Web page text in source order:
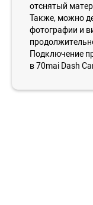
отснятый
Также, можно
фотографии и
Подключение
в 70mai Dash